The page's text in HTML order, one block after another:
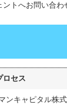
トへお問い合わ
ロセス
ンキャピタル株